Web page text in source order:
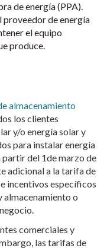
de energía (PPA).
proveedor de energía
el equipo
produce.
almacenamiento
los clientes
y/o energía solar y
para instalar energía
del 1de marzo de
adicional a la tarifa de
incentivos específicos
almacenamiento o
comerciales y
las tarifas de